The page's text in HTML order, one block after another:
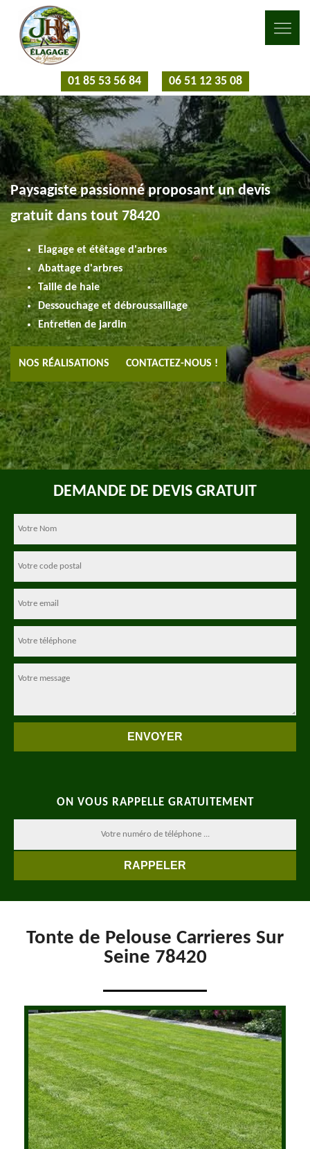
01 85 53 56 84 06 51 12 35 08
Paysagiste passionné proposant un devis
gratuit dans tout 78420
Elagage et étêtage d'arbres
Abattage d'arbres
Taille de haie
Dessouchage et débroussaillage
Entretien de jardin
NOS RÉALISATIONS CONTACTEZ-NOUS !
DEMANDE DE DEVIS GRATUIT
ON VOUS RAPPELLE GRATUITEMENT
Tonte de Pelouse Carrieres Sur
Seine 78420